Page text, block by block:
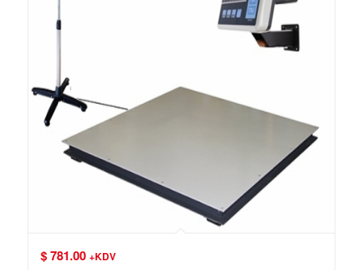
$781.00 +KDV